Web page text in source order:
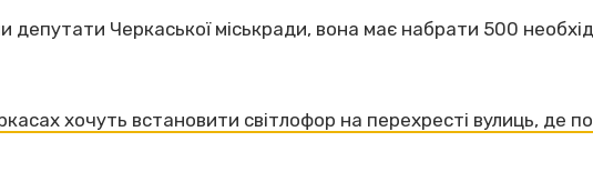
депутати Черкаської міськради, вона має набрати 500
хочуть встановити світлофор на перехресті вулиць, де